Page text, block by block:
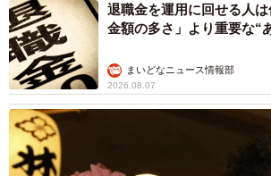
退職金を運用に回せる人
金額の多さ」より重要な“
まいどなニュース情報部
2026.08.07